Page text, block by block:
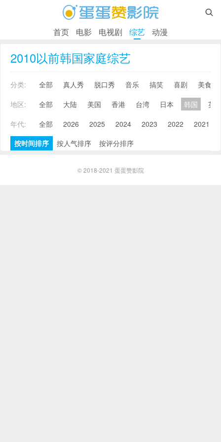

首页 电影 电视剧 综艺 动漫
2010以前韩国家庭综艺
分类: 全部 真人秀 脱口秀 音乐 搞笑 喜剧
美食
地区:
全部 大陆 美国 香港 台湾 日本 韩国
英
年代:
全部 2026 2025 2024 2023 2022 2021
按时间排序
按人气排序 按评分排序
© 2018-2021 蛋蛋赞影院